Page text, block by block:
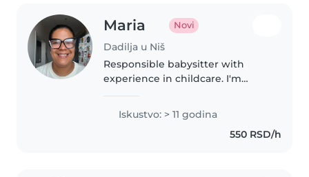
Maria Novi
Dadilja u Niš
Responsible babysitter with
experience in childcare. I'm
helping kids learn while having
fun. Your little ones will be in
Iskustvo: > 11 godina
550 RSD/h